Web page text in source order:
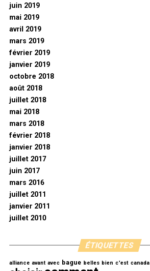
juin 2019
mai 2019
avril 2019
mars 2019
février 2019
janvier 2019
octobre 2018
août 2018
juillet 2018
mai 2018
mars 2018
février 2018
janvier 2018
juillet 2017
juin 2017
mars 2016
juillet 2011
janvier 2011
juillet 2010
ÉTIQUETTES
alliance avant avec bague belles bien c'est canada